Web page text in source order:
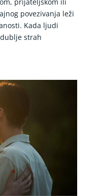
prijateljskom ili
povezivanja leži
Kada ljudi
strah